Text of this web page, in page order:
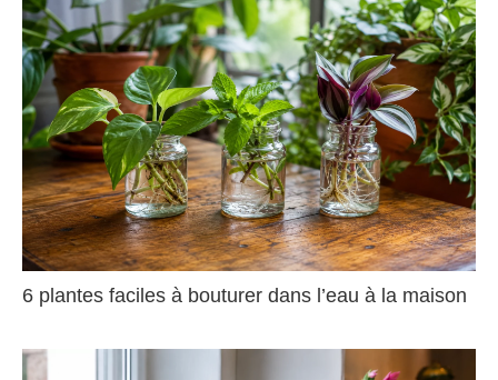
6 plantes faciles à bouturer dans l’eau à la maison